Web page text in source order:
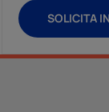
SOLICITA